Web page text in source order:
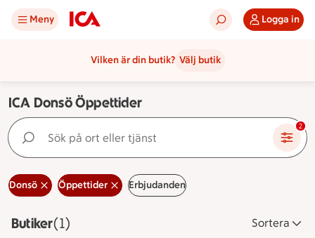
Meny Logga in
Vilken är din butik? Välj butik
ICA Donsö Öppettider
Sök på ort eller tjänst 2
Donsö Öppettider Erbjudanden
ButikerVisar 1 stycken
(1) Sortera